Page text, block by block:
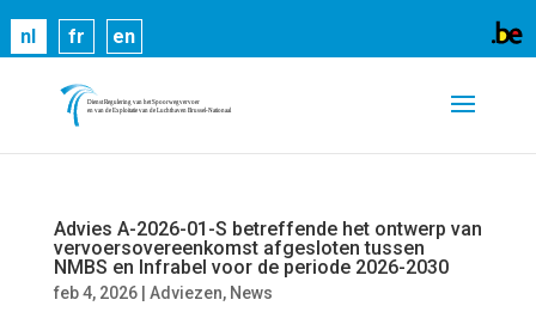
nl fr en
Advies A-2026-01-S betreffende het ontwerp van
vervoersovereenkomst afgesloten tussen
NMBS en Infrabel voor de periode 2026-2030
feb 4, 2026| Adviezen, News
Cookies helpen ons bij het leveren van onze
diensten. Door gebruik te maken van onze diensten,
gaat u akkoord met ons gebruik van cookies.
informatie